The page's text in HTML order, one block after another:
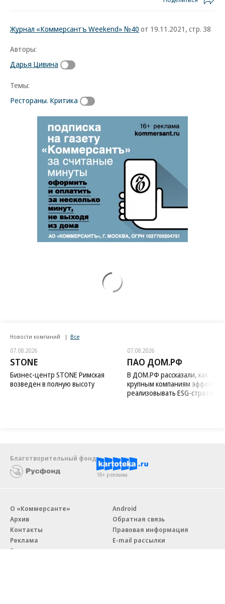
Журнал «Коммерсантъ Weekend» №40 от 19.11.2021, стр. 38
Авторы:
Дарья Цивина
Темы:
Рестораны. Критика
Новости компаний Все
07.08.2026
STONE
Бизнес-центр STONE Римская
возведен в полную высоту
07.08.2026
ПАО ДОМ.РФ
В ДОМ.РФ рассказали, как
крупным компаниям
реализовывать ESG-стратегию
Благотворительный фонд
18+ реклама
О «Коммерсанте»
Архив
Контакты
Реклама
Вакансии
Android
Обратная связь
Правовая информация
E-mail рассылки